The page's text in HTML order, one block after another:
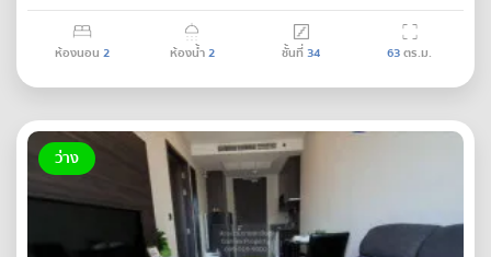
ห้องนอน 2 ห้องน้ำ2 ชั้นที่34 63ตร.ม.
ว่าง